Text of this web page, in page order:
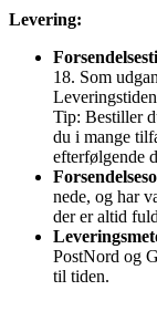
Levering:
18. Som
Tip: Bestiller
du i mange
efterfølgende
nede, og har
der er altid
PostNord og
til tiden.